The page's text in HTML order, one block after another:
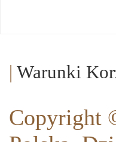
| Warunki
Copyright